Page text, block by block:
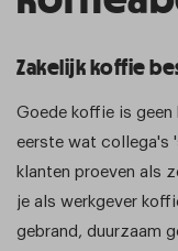
Zakelijk koffie
Goede koffie is
eerste wat collega's
klanten proeven als
je als werkgever
gebrand, duurzaam